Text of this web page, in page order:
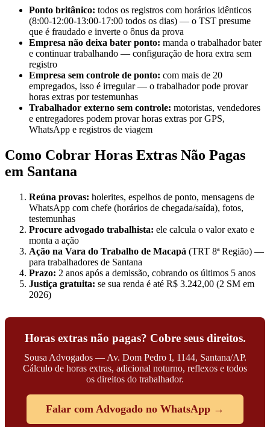
Ponto britânico: todos os registros com horários idênticos
(8:00-12:00-13:00-17:00 todos os dias) — o TST presume
que é fraudado e inverte o ônus da prova
Empresa não deixa bater ponto: manda o trabalhador bater
e continuar trabalhando — configuração de hora extra sem
registro
Empresa sem controle de ponto: com mais de 20
empregados, isso é irregular — o trabalhador pode provar
horas extras por testemunhas
Trabalhador externo sem controle: motoristas, vendedores
e entregadores podem provar horas extras por GPS,
WhatsApp e registros de viagem
Como Cobrar Horas Extras Não Pagas
em Santana
Reúna provas: holerites, espelhos de ponto, mensagens de
WhatsApp com chefe (horários de chegada/saída), fotos,
testemunhas
Procure advogado trabalhista: ele calcula o valor exato e
monta a ação
Ação na Vara do Trabalho de Macapá (TRT 8ª Região) —
para trabalhadores de Santana
Prazo: 2 anos após a demissão, cobrando os últimos 5 anos
Justiça gratuita: se sua renda é até R$ 3.242,00 (2 SM em
2026)
Horas extras não pagas? Cobre seus direitos.
Sousa Advogados — Av. Dom Pedro I, 1144, Santana/AP.
Cálculo de horas extras, adicional noturno, reflexos e todos
os direitos do trabalhador.
Falar com Advogado no WhatsApp →